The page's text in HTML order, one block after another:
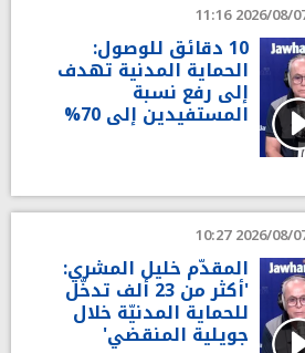
2026/08/07
10 دقائق للوصول:
الحماية المدنية تهدف
إلى رفع نسبة
المستفيدين إلى 70%
2026/08/07
المقدّم خليل المشري:
'أكثر من 23 ألف تدخّل
للحماية المدنيّة خلال
جويلية المنقضي'